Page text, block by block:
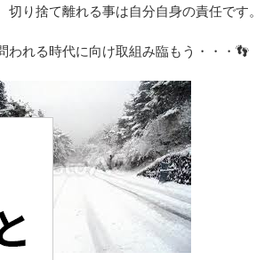
切り捨て離れる事は自分自身の責任です。
われる時代に向け取組み臨もう・・・👣